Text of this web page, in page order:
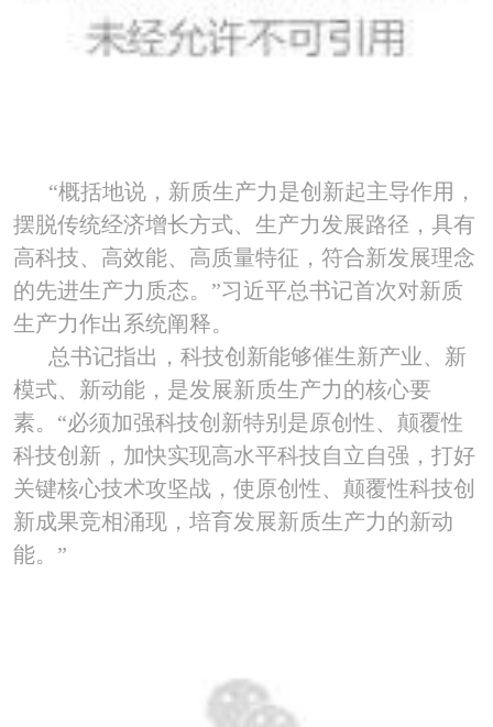
“概括地说，新质生产力是创新起主导作用，
摆脱传统经济增长方式、生产力发展路径，具有
高科技、高效能、高质量特征，符合新发展理念
的先进生产力质态。”习近平总书记首次对新质
生产力作出系统阐释。
总书记指出，科技创新能够催生新产业、新
模式、新动能，是发展新质生产力的核心要
素。“必须加强科技创新特别是原创性、颠覆性
科技创新，加快实现高水平科技自立自强，打好
关键核心技术攻坚战，使原创性、颠覆性科技创
新成果竞相涌现，培育发展新质生产力的新动
能。”